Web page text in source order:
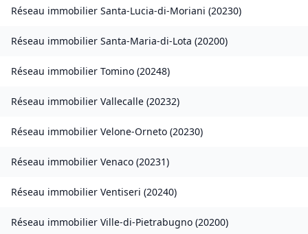
Réseau immobilier Santa-Lucia-di-Moriani (20230)
Réseau immobilier Santa-Maria-di-Lota (20200)
Réseau immobilier Tomino (20248)
Réseau immobilier Vallecalle (20232)
Réseau immobilier Velone-Orneto (20230)
Réseau immobilier Venaco (20231)
Réseau immobilier Ventiseri (20240)
Réseau immobilier Ville-di-Pietrabugno (20200)